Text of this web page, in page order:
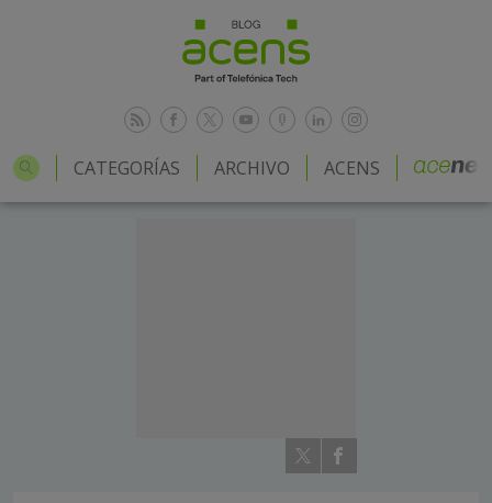
CATEGORÍAS ARCHIVO ACENS